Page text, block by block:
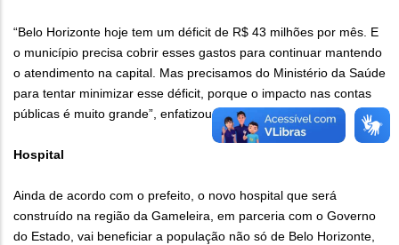
“Belo Horizonte hoje tem um déficit de R$ 43 milhões por mês. E
o município precisa cobrir esses gastos para continuar mantendo
o atendimento na capital. Mas precisamos do Ministério da Saúde
para tentar minimizar esse déficit, porque o impacto nas contas
públicas é muito grande”, enfatizou.
Hospital
Ainda de acordo com o prefeito, o novo hospital que será
construído na região da Gameleira, em parceria com o Governo
do Estado, vai beneficiar a população não só de Belo Horizonte,